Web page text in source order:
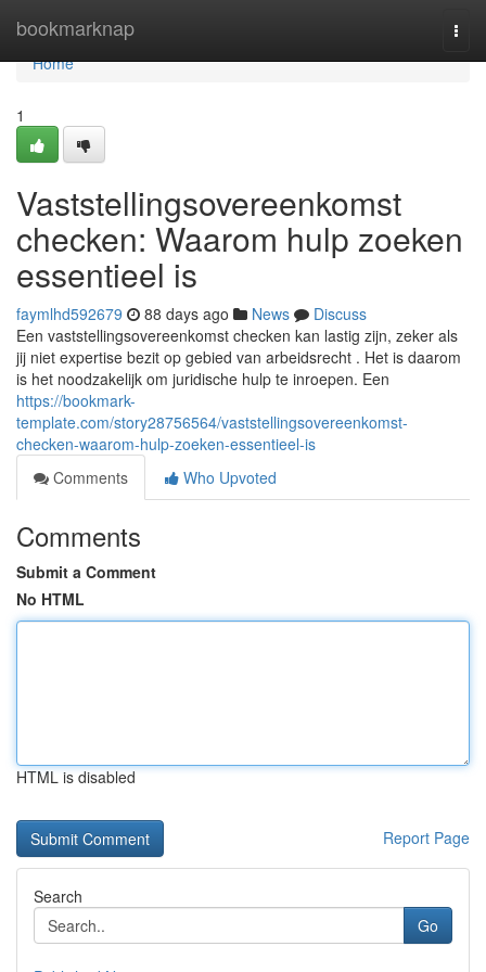
bookmarknap
Home
Home
1
Vaststellingsovereenkomst
checken: Waarom hulp zoeken
essentieel is
faymlhd592679 88 days ago News
Discuss
Een vaststellingsovereenkomst checken kan lastig zijn, zeker als
jij niet expertise bezit op gebied van arbeidsrecht . Het is daarom
is het noodzakelijk om juridische hulp te inroepen. Een
https://bookmark-
template.com/story28756564/vaststellingsovereenkomst-
checken-waarom-hulp-zoeken-essentieel-is
Comments
Who Upvoted
Comments
Submit a Comment
No HTML
HTML is disabled
Report Page
Search
Go